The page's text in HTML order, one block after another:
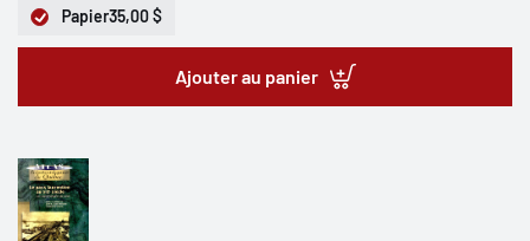
Papier35,00 $
Ajouter au panier